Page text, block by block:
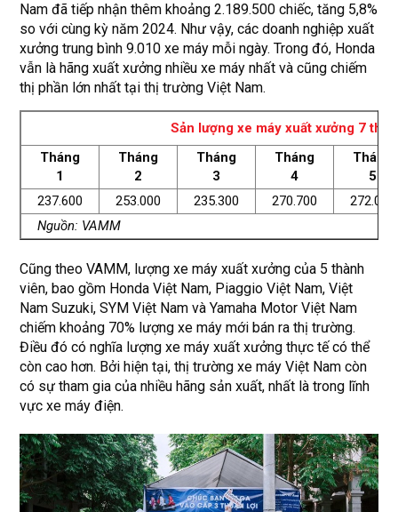
Nam đã tiếp nhận thêm khoảng 2.189.500 chiếc, tăng 5,8%
so với cùng kỳ năm 2024. Như vậy, các doanh nghiệp xuất
xưởng trung bình 9.010 xe máy mỗi ngày. Trong đó, Honda
vẫn là hãng xuất xưởng nhiều xe máy nhất và cũng chiếm
thị phần lớn nhất tại thị trường Việt Nam.
Sản lượng xe máy xuất xưởng 7
Tháng
1
Tháng
2
Tháng
3
Tháng
4
Tháng
5
237.600
253.000 235.300 270.700
272.000
Nguồn: VAMM
Cũng theo VAMM, lượng xe máy xuất xưởng của 5 thành
viên, bao gồm Honda Việt Nam, Piaggio Việt Nam, Việt
Nam Suzuki, SYM Việt Nam và Yamaha Motor Việt Nam
chiếm khoảng 70% lượng xe máy mới bán ra thị trường.
Điều đó có nghĩa lượng xe máy xuất xưởng thực tế có thể
còn cao hơn. Bởi hiện tại, thị trường xe máy Việt Nam còn
có sự tham gia của nhiều hãng sản xuất, nhất là trong lĩnh
vực xe máy điện.